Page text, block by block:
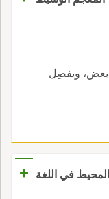
بعض، ويفصِل
المحيط في اللغة
+